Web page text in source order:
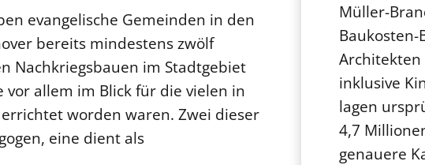
evangelische Gemeinden in den
bereits mindestens zwölf
Nachkriegsbauen im Stadtgebiet
vor allem im Blick für die vielen in
worden waren. Zwei dieser
eine dient als
Müller-
Baukosten-
inklusive
lagen
4,7
genauere